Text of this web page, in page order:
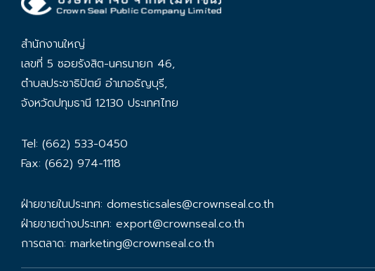
สำนักงานใหญ่
เลขที่ 5 ซอยรังสิต-นครนายก 46,
ตำบลประชาธิปัตย์ อำเภอธัญบุรี,
จังหวัดปทุมธานี 12130 ประเทศไทย
Tel: (662) 533-0450
Fax: (662) 974-1118
ฝ่ายขายในประเทศ: domesticsales@crownseal.co.th
ฝ่ายขายต่างประเทศ: export@crownseal.co.th
การตลาด: marketing@crownseal.co.th